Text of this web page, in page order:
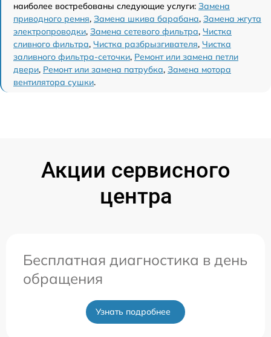
наиболее востребованы следующие услуги: Замена
приводного ремня, Замена шкива барабана, Замена жгута
электропроводки, Замена сетевого фильтра, Чистка
сливного фильтра, Чистка разбрызгивателя, Чистка
заливного фильтра-сеточки, Ремонт или замена петли
двери, Ремонт или замена патрубка, Замена мотора
вентилятора сушки.
Акции сервисного
центра
Бесплатная диагностика в день
обращения
Узнать подробнее